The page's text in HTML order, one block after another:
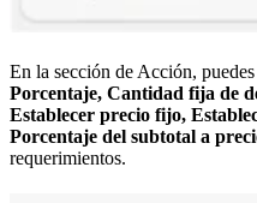
En la sección de Acción,
Porcentaje, Cantidad fija de
Establecer precio fijo,
Porcentaje del subtotal a
requerimientos.